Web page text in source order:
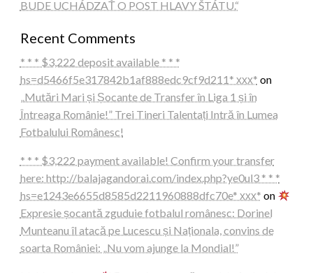
BUDE UCHÁDZAŤ O POST HLAVY ŠTÁTU.“
Recent Comments
* * * $3,222 deposit available * * *
hs=d5466f5e317842b1af888edc9cf9d211* ххх* on
„Mutări Mari și Șocante de Transfer în Liga 1 și în
Întreaga Românie!” Trei Tineri Talentați Intră în Lumea
Fotbalului Românesc!
* * * $3,222 payment available! Confirm your transfer
here: http://balajagandorai.com/index.php?ye0ul3 * * *
hs=e1243e6655d8585d2211960888dfc70e* ххх* on
Expresie șocantă zguduie fotbalul românesc: Dorinel
Munteanu îl atacă pe Lucescu și Naționala, convins de
soarta României: „Nu vom ajunge la Mondial!”